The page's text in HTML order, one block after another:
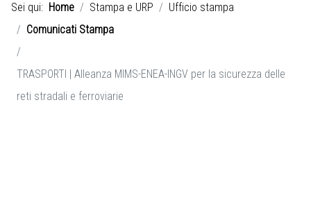
Sei qui: Home Stampa e URP
Ufficio stampa
Comunicati Stampa
TRASPORTI | Alleanza MIMS-ENEA-INGV per la sicurezza delle
reti stradali e ferroviarie